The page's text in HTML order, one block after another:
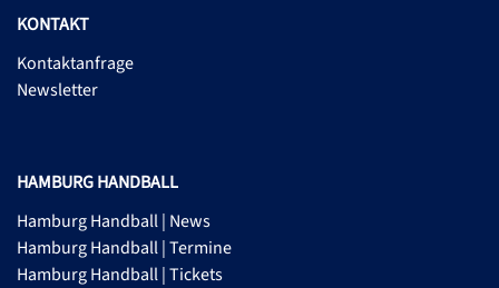
KONTAKT
Kontaktanfrage
Newsletter
HAMBURG HANDBALL
Hamburg Handball | News
Hamburg Handball | Termine
Hamburg Handball | Tickets